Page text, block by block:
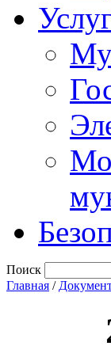
Поиск
Главная /